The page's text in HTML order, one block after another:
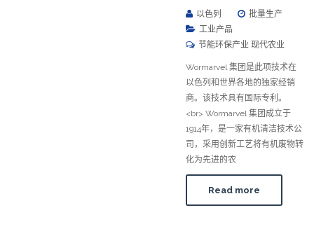
以色列
批量生产
工业产品
节能环保产业 现代农业
Wormarvel 集团是此项技术在
以色列和世界各地的独家经销
商。该技术具有国际专利。
<br> Wormarvel 集团成立于
1914年，是一家有机清洁技术公
司，采用创新工艺将有机废物转
化为先进的农
Read more